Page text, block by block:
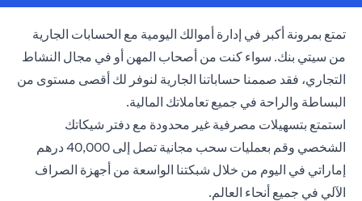
تمتع بمرونة أكبر في إدارة أموالك اليومية مع الحسابات الجارية
من سيتي بنك. سواء كنت من أصحاب المهن أو في مجال النشاط
التجاري، فقد صممنا حساباتنا الجارية لنوفر لك أقصى مستوى من
البساطة والراحة في جميع تعاملاتك المالية.
استمتع بتسهيلات مصرفية غير محدودة مع دفتر شيكاتك
الشخصي وقم بعمليات سحب مجانية تصل إلى 40,000 درهم
إماراتي في اليوم من خلال شبكتنا الواسعة من أجهزة الصراف
الآلي في جميع أنحاء العالم.